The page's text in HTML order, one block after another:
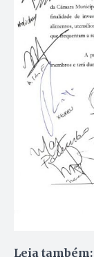
Leia também: